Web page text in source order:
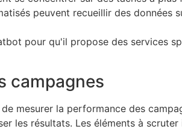
peuvent recueillir des données
pour qu'il propose des services
campagnes
mesurer la performance des
les résultats. Les éléments à scruter